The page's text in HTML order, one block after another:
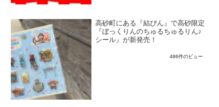
高砂町にある『結びん』で高砂限定
『ぼっくりんのちゅるちゅるりん♪
シール』が新発売！
486件のビュー